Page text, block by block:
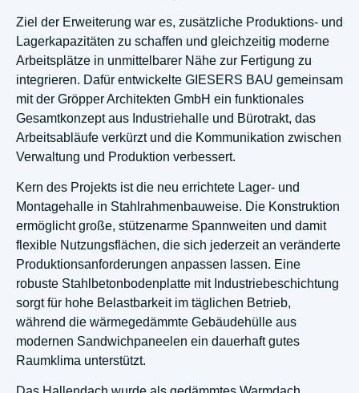
Ziel der Erweiterung war es, zusätzliche Produktions- und
Lagerkapazitäten zu schaffen und gleichzeitig moderne
Arbeitsplätze in unmittelbarer Nähe zur Fertigung zu
integrieren. Dafür entwickelte GIESERS BAU gemeinsam
mit der Gröpper Architekten GmbH ein funktionales
Gesamtkonzept aus Industriehalle und Bürotrakt, das
Arbeitsabläufe verkürzt und die Kommunikation zwischen
Verwaltung und Produktion verbessert.
Kern des Projekts ist die neu errichtete Lager- und
Montagehalle in Stahlrahmenbauweise. Die Konstruktion
ermöglicht große, stützenarme Spannweiten und damit
flexible Nutzungsflächen, die sich jederzeit an veränderte
Produktionsanforderungen anpassen lassen. Eine
robuste Stahlbetonbodenplatte mit Industriebeschichtung
sorgt für hohe Belastbarkeit im täglichen Betrieb,
während die wärmegedämmte Gebäudehülle aus
modernen Sandwichpaneelen ein dauerhaft gutes
Raumklima unterstützt.